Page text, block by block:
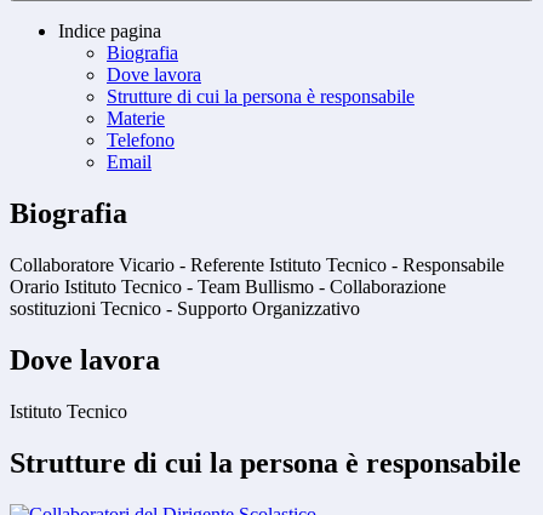
Indice pagina
Biografia
Dove lavora
Strutture di cui la persona è responsabile
Materie
Telefono
Email
Biografia
Collaboratore Vicario - Referente Istituto Tecnico - Responsabile
Orario Istituto Tecnico - Team Bullismo - Collaborazione
sostituzioni Tecnico - Supporto Organizzativo
Dove lavora
Istituto Tecnico
Strutture di cui la persona è responsabile